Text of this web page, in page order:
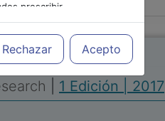
prescribir
el tratamiento más
Rechazar Acepto
1 Edición | 2017